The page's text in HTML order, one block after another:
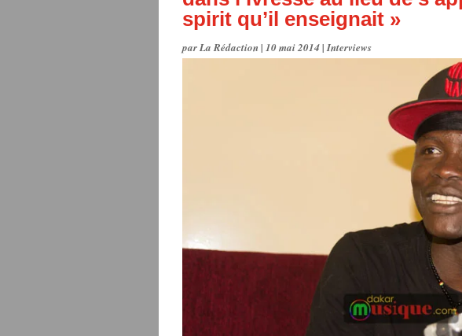
spirit qu’il enseignait »
parLa Rédaction| 10 mai 2014|Interviews